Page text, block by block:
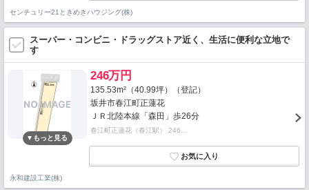
センチュリー21ときめきハウジング(株)
スーパー・コンビニ・ドラッグストア近く、生活に便利な立地で
す
246万円
135.53m²（40.99坪）（登記）
坂井市春江町正蓮花
ＪＲ北陸本線「森田」歩26分
春江町正蓮花（春江駅） 246…
永和建設工業(株)